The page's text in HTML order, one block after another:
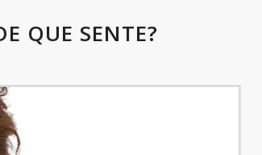
QUE SENTE?